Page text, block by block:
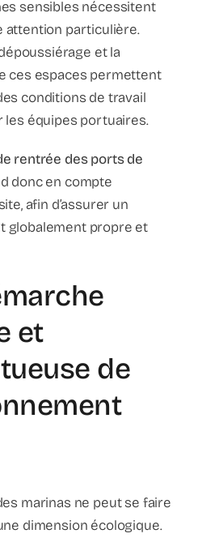
sensibles nécessitent
attention particulière.
et la
ces espaces permettent
conditions de travail
les équipes portuaires.
rentrée des ports de
donc en compte
afin d’assurer un
globalement propre et
et
de
marinas ne peut se faire
dimension écologique.